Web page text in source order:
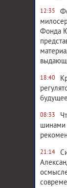
12:35
Фонда
18:40
08:33
шинами
21:14